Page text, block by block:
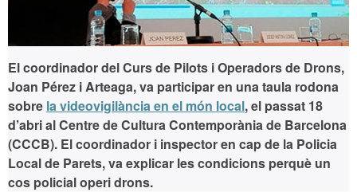
El coordinador del Curs de Pilots i Operadors de Drons,
Joan Pérez i Arteaga, va participar en una taula rodona
sobre la videovigilància en el món local, el passat 18
d’abri al Centre de Cultura Contemporània de Barcelona
(CCCB). El coordinador i inspector en cap de la Policia
Local de Parets, va explicar les condicions perquè un
cos policial operi drons.